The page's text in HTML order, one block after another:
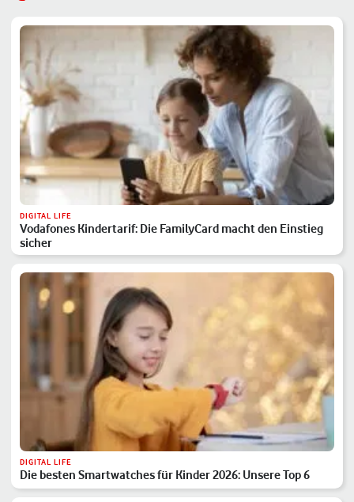
DIGITAL LIFE
Vodafones Kindertarif: Die FamilyCard macht den Einstieg
sicher
DIGITAL LIFE
Die besten Smartwatches für Kinder 2026: Unsere Top 6